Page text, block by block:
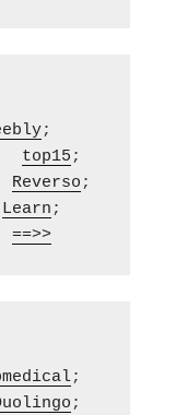
;
top15;
Reverso;
Learn;
==>>
;
;